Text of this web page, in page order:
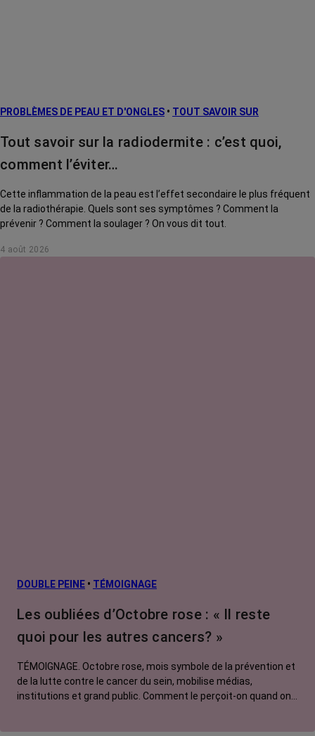
PROBLÈMES DE PEAU ET D'ONGLES • TOUT SAVOIR SUR
Tout savoir sur la radiodermite : c’est quoi,
comment l’éviter…
Cette inflammation de la peau est l’effet secondaire le plus fréquent
de la radiothérapie. Quels sont ses symptômes ? Comment la
prévenir ? Comment la soulager ? On vous dit tout.
4 août 2026
DOUBLE PEINE • TÉMOIGNAGE
Les oubliées d’Octobre rose : « Il reste
quoi pour les autres cancers? »
TÉMOIGNAGE. Octobre rose, mois symbole de la prévention et
de la lutte contre le cancer du sein, mobilise médias,
institutions et grand public. Comment le perçoit-on quand on